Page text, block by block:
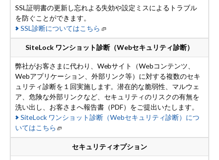
SSL証明書の更新し忘れよる失効や設定ミスによるトラブル
を防ぐことができます。
SSL診断についてはこちら
SiteLock ワンショット診断（Webセキュリティ診断）
弊社がお客さまに代わり、Webサイト（Webコンテンツ、
Webアプリケーション、外部リンク等）に対する複数のセキ
ュリティ診断を１回実施します。潜在的な脆弱性、マルウェ
ア、危険な外部リンクなど、セキュリティのリスクの有無を
洗い出し、お客さまへ報告書（PDF）をご提出いたします。
SiteLock ワンショット診断（Webセキュリティ診断） につ
いてはこちら
セキュリティオプション